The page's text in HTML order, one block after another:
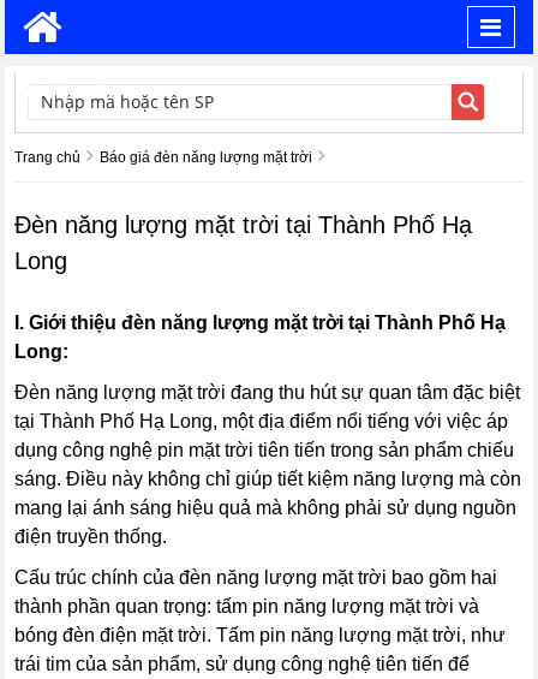
TÌM KIẾM
Trang chủ Báo giá đèn năng lượng mặt trời
Đèn năng lượng mặt trời tại Thành Phố Hạ
Long
I. Giới thiệu đèn năng lượng mặt trời tại Thành Phố Hạ
Long:
Đèn năng lượng mặt trời đang thu hút sự quan tâm đặc biệt
tại Thành Phố Hạ Long, một địa điểm nổi tiếng với việc áp
dụng công nghệ pin mặt trời tiên tiến trong sản phẩm chiếu
sáng. Điều này không chỉ giúp tiết kiệm năng lượng mà còn
mang lại ánh sáng hiệu quả mà không phải sử dụng nguồn
điện truyền thống.
Cấu trúc chính của đèn năng lượng mặt trời bao gồm hai
thành phần quan trọng: tấm pin năng lượng mặt trời và
bóng đèn điện mặt trời. Tấm pin năng lượng mặt trời, như
trái tim của sản phẩm, sử dụng công nghệ tiên tiến để